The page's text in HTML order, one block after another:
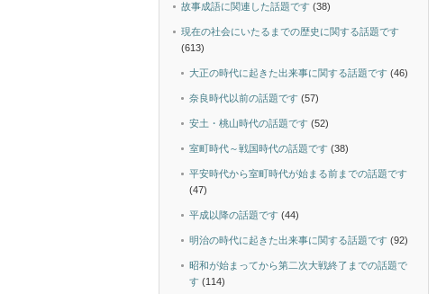
故事成語に関連した話題です (38)
現在の社会にいたるまでの歴史に関する話題です
(613)
大正の時代に起きた出来事に関する話題です (46)
奈良時代以前の話題です (57)
安土・桃山時代の話題です (52)
室町時代～戦国時代の話題です (38)
平安時代から室町時代が始まる前までの話題です
(47)
平成以降の話題です (44)
明治の時代に起きた出来事に関する話題です (92)
昭和が始まってから第二次大戦終了までの話題で
す (114)